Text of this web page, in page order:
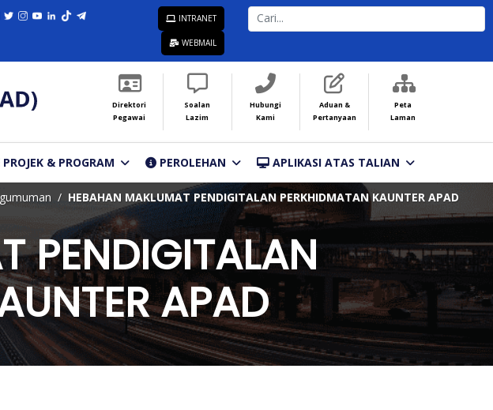
INTRANET
WEBMAIL
CARI...
Direktori
Pegawai
Soalan
Lazim
Hubungi
Kami
Aduan &
Pertanyaan
Peta
Laman
PROJEK & PROGRAM PEROLEHAN APLIKASI ATAS TALIAN
HEBAHAN MAKLUMAT PENDIGITALAN PERKHIDMATAN KAUNTER APAD
PENDIGITALAN
APAD